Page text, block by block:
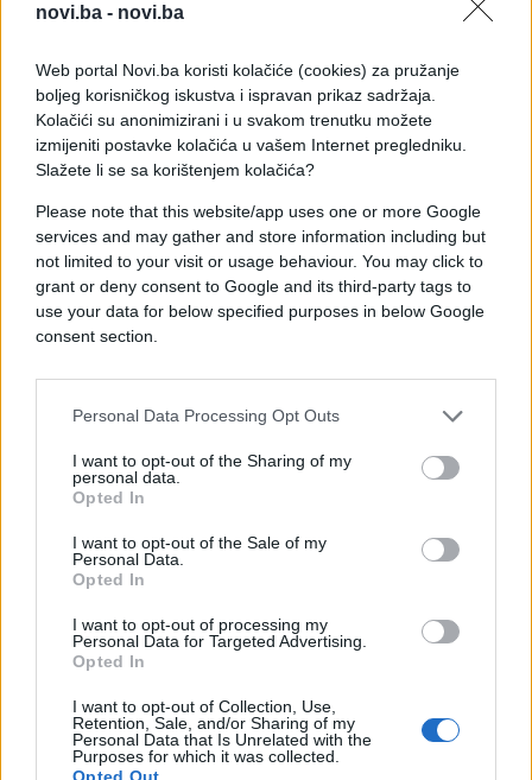
novi.ba - novi.ba
Web portal Novi.ba koristi kolačiće (cookies) za pružanje
boljeg korisničkog iskustva i ispravan prikaz sadržaja.
Kolačići su anonimizirani i u svakom trenutku možete
izmijeniti postavke kolačića u vašem Internet pregledniku.
Slažete li se sa korištenjem kolačića?
Please note that this website/app uses one or more Google
services and may gather and store information including but
not limited to your visit or usage behaviour. You may click to
grant or deny consent to Google and its third-party tags to
use your data for below specified purposes in below Google
consent section.
Personal Data Processing Opt Outs
I want to opt-out of the Sharing of my
personal data.
Opted In
I want to opt-out of the Sale of my
Personal Data.
Opted In
I want to opt-out of processing my
Personal Data for Targeted Advertising.
Opted In
I want to opt-out of Collection, Use,
Retention, Sale, and/or Sharing of my
Personal Data that Is Unrelated with the
Purposes for which it was collected.
Opted Out
U komentarima su se odmah počele nizati
uspomene. "Radi, čim je proizvodnja Made in
Jugoslavija, onda radi do kraja života", napisala je
imaju kod kuće. "Kod nas i dalje radi", stoji u
reakcije.
treći su ga uporedili s današnjim pročistačima
zraka. Uprkos različitim nazivima, većina se složila u
jednom – riječ je o kvalitetnom komadu tehnike
koji je nadživio vrijeme u kojem je nastao.
djeluje moderno. Jedan korisnik primijetio je kako
izgleda "kao robot iz Zvjezdanih ratova", dok su